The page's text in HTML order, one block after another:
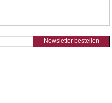
Newsletter bestellen